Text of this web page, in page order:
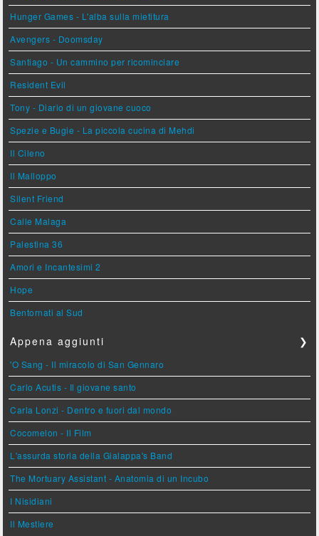
Hunger Games - L'alba sulla mietitura
Avengers - Doomsday
Santiago - Un cammino per ricominciare
Resident Evil
Tony - Diario di un giovane cuoco
Spezie e Bugie - La piccola cucina di Mehdi
Il Cileno
Il Malloppo
Silent Friend
Calle Malaga
Palestina 36
Amori e Incantesimi 2
Hope
Bentornati al Sud
Appena aggiunti ❯
'O Sang - Il miracolo di San Gennaro
Carlo Acutis - Il giovane santo
Carla Lonzi - Dentro e fuori dal mondo
Cocomelon - Il Film
L'assurda storia della Gialappa's Band
The Mortuary Assistant - Anatomia di un Incubo
I Nisidiani
Il Mestiere